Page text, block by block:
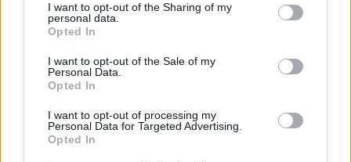
I want to opt-out of the Sharing of my
personal data.
Opted In
I want to opt-out of the Sale of my
Personal Data.
Opted In
I want to opt-out of processing my
Personal Data for Targeted Advertising.
Opted In
O pronome "ela" em inglês:
"Lé com lé, __ com __ ; um sapato em cada pé"
R
É
A Organização do Tratado de Segurança Coletiva